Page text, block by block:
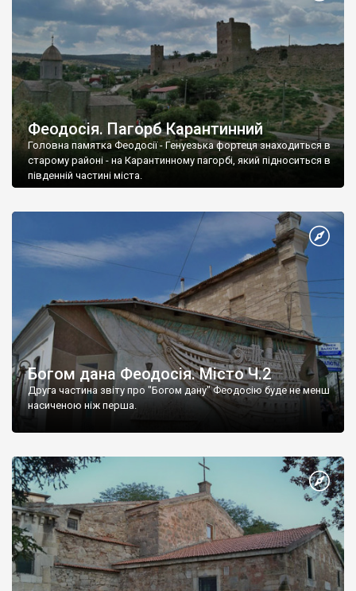
Феодосія. Пагорб Карантинний
Головна памятка Феодосії - Генуезька фортеця знаходиться в
старому районі - на Карантинному пагорбі, який підноситься в
південній частині міста.
Богом дана Феодосія. Місто Ч.2
Друга частина звіту про "Богом дану" Феодосію буде не менш
насиченою ніж перша.